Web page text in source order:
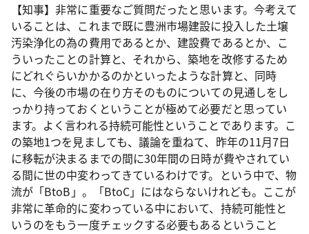
【知事】非常に重要なご質問だったと思います。今考えて
いることは、これまで既に豊洲市場建設に投入した土壌
汚染浄化の為の費用であるとか、建設費であるとか、こ
ういったことの計算と、それから、築地を改修するため
にどれぐらいかかるのかといったような計算と、同時
に、今後の市場の在り方そのものについての見通しをし
っかり持っておくということが極めて必要だと思ってい
ます。よく言われる持続可能性ということであります。こ
の築地1つを見ましても、議論を重ねて、昨年の11月7日
に移転が決まるまでの間に30年間の日時が費やされてい
る間に世の中変わってきているわけです。という中で、物
流が「BtoB」。「BtoC」にはならないけれども。ここが
非常に革命的に変わっている中において、持続可能性と
いうのをもう一度チェックする必要もあるということ